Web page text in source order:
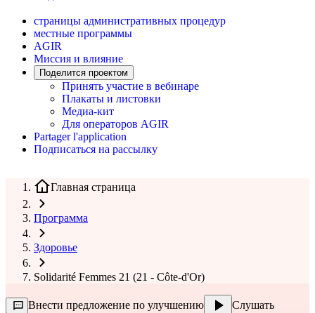
страницы административных процедур
местные программы
AGIR
Миссия и влияние
Поделится проектом
Принять участие в вебинаре
Плакаты и листовки
Медиа-кит
Для операторов AGIR
Partager l'application
Подписаться на рассылку
Главная страница
Программа
Здоровье
Solidarité Femmes 21 (21 - Côte-d'Or)
Внести предложение по улучшению Слушать